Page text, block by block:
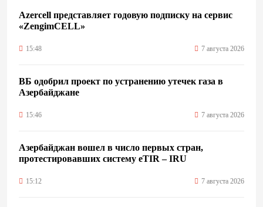
Azercell представляет годовую подписку на сервис
«ZengimCELL»
15:48 7 августа 2026
ВБ одобрил проект по устранению утечек газа в
Азербайджане
15:46 7 августа 2026
Азербайджан вошел в число первых стран,
протестировавших систему eTIR – IRU
15:12 7 августа 2026